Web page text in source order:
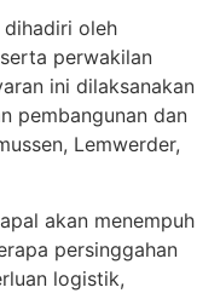
dihadiri oleh
perwakilan
ini dilaksanakan
pembangunan dan
Lemwerder,
akan menempuh
persinggahan
logistik,